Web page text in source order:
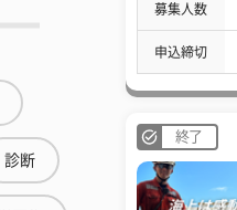
診断
募集人数
申込締切
終了